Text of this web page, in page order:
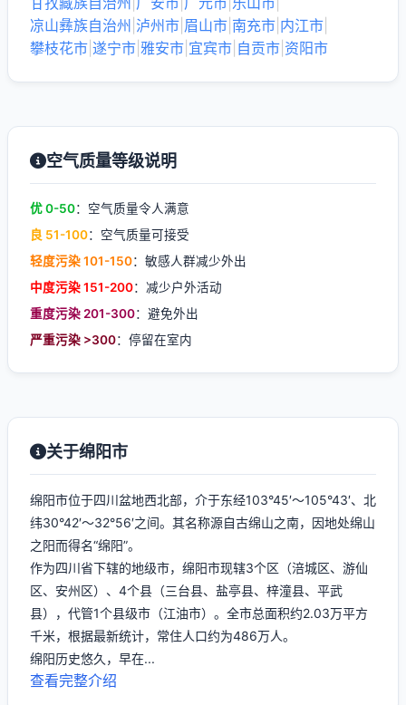
凉山彝族自治州 泸州市 眉山市 南充市 内江市
攀枝花市 遂宁市 雅安市 宜宾市 自贡市 资阳市
空气质量等级说明
优 0-50：空气质量令人满意
良 51-100：空气质量可接受
轻度污染 101-150：敏感人群减少外出
中度污染 151-200：减少户外活动
重度污染 201-300：避免外出
严重污染 >300：停留在室内
关于绵阳市
绵阳市位于四川盆地西北部，介于东经103°45′～105°43′、北
纬30°42′～32°56′之间。其名称源自古绵山之南，因地处绵山
之阳而得名“绵阳”。
作为四川省下辖的地级市，绵阳市现辖3个区（涪城区、游仙
区、安州区）、4个县（三台县、盐亭县、梓潼县、平武
县），代管1个县级市（江油市）。全市总面积约2.03万平方
千米，根据最新统计，常住人口约为486万人。
绵阳历史悠久，早在...
查看完整介绍